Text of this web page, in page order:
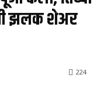
झलक शेअर
224